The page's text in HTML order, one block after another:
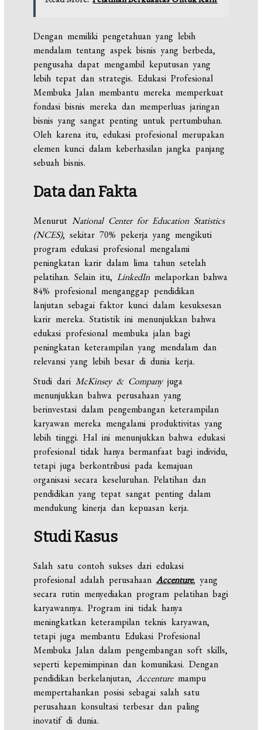
Dengan memiliki pengetahuan yang lebih
mendalam tentang aspek bisnis yang berbeda,
pengusaha dapat mengambil keputusan yang
lebih tepat dan strategis. Edukasi Profesional
Membuka Jalan membantu mereka memperkuat
fondasi bisnis mereka dan memperluas jaringan
bisnis yang sangat penting untuk pertumbuhan.
Oleh karena itu, edukasi profesional merupakan
elemen kunci dalam keberhasilan jangka panjang
sebuah bisnis.
Data dan Fakta
MenurutNational Center for Education Statistics
(NCES), sekitar 70% pekerja yang mengikuti
program edukasi profesional mengalami
peningkatan karir dalam lima tahun setelah
pelatihan. Selain itu,LinkedInmelaporkan bahwa
84% profesional menganggap pendidikan
lanjutan sebagai faktor kunci dalam kesuksesan
karir mereka. Statistik ini menunjukkan bahwa
edukasi profesional membuka jalan bagi
peningkatan keterampilan yang mendalam dan
relevansi yang lebih besar di dunia kerja.
Studi dariMcKinsey & Companyjuga
menunjukkan bahwa perusahaan yang
berinvestasi dalam pengembangan keterampilan
karyawan mereka mengalami produktivitas yang
lebih tinggi. Hal ini menunjukkan bahwa edukasi
profesional tidak hanya bermanfaat bagi individu,
tetapi juga berkontribusi pada kemajuan
organisasi secara keseluruhan. Pelatihan dan
pendidikan yang tepat sangat penting dalam
mendukung kinerja dan kepuasan kerja.
Studi Kasus
Salah satu contoh sukses dari edukasi
profesional adalah perusahaanAccenture, yang
secara rutin menyediakan program pelatihan bagi
karyawannya. Program ini tidak hanya
meningkatkan keterampilan teknis karyawan,
tetapi juga membantu Edukasi Profesional
Membuka Jalandalam pengembangan soft skills,
seperti kepemimpinan dan komunikasi. Dengan
pendidikan berkelanjutan,Accenturemampu
mempertahankan posisi sebagai salah satu
perusahaan konsultasi terbesar dan paling
inovatif di dunia.